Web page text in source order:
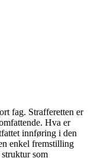
fag. Strafferetten er
Hva er
innføring i den
enkel fremstilling
som